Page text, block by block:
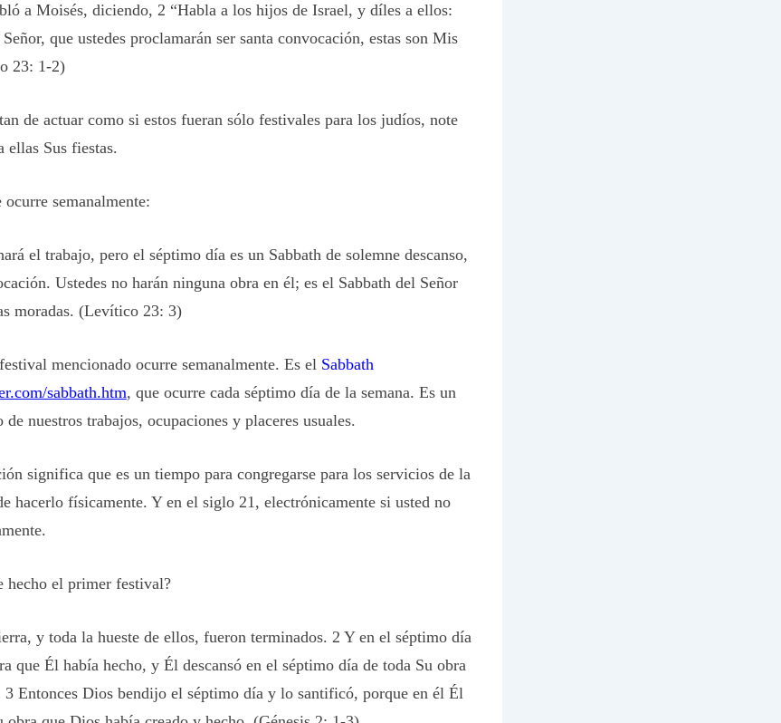
a Moisés, diciendo, 2 “Habla a los hijos de Israel, y díles a ellos:
que ustedes proclamarán ser santa convocación, estas son Mis
23: 1-2)
de actuar como si estos fueran sólo festivales para los judíos, note
ellas Sus fiestas.
semanalmente:
el trabajo, pero el séptimo día es un Sabbath de solemne descanso,
Ustedes no harán ninguna obra en él; es el Sabbath del Señor
moradas. (Levítico 23: 3)
mencionado ocurre semanalmente. Es el Sabbath
sabbath.htm, que ocurre cada séptimo día de la semana. Es un
de nuestros trabajos, ocupaciones y placeres usuales.
significa que es un tiempo para congregarse para los servicios de la
hacerlo físicamente. Y en el siglo 21, electrónicamente si usted no
hecho el primer festival?
y toda la hueste de ellos, fueron terminados. 2 Y en el séptimo día
que Él había hecho, y Él descansó en el séptimo día de toda Su obra
3 Entonces Dios bendijo el séptimo día y lo santificó, porque en él Él